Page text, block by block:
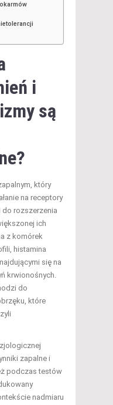
i
są
który
na receptory
do rozszerzenia
ich
z komórek
histamina
się na
krwionośnych.
do
które
zapalne i
podczas testów
nadmiaru